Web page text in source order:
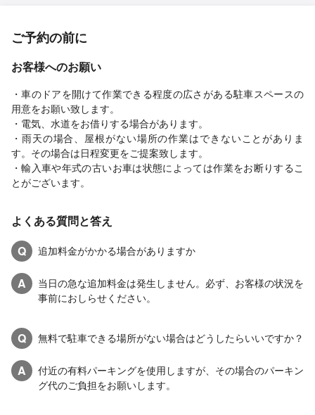
ご予約の前に
お客様へのお願い
・車のドアを開けて作業できる程度の広さがある駐車スペースの
用意をお願い致します。
・電気、水道をお借りする場合があります。
・雨天の場合、屋根がない場所の作業はできないことがありま
す。その場合は日程変更をご提案致します。
・輸入車や年式の古いお車は状態によっては作業をお断りするこ
とがございます。
よくある質問と答え
Q
追加料金がかかる場合がありますか
A
当日の急な追加料金は発生しません。必ず、お客様の状況を
事前におしらせください。
Q 無料で駐車できる場所がない場合はどうしたらいいですか？
A
付近の有料パーキングを使用しますが、その場合のパーキン
グ代のご負担をお願いします。